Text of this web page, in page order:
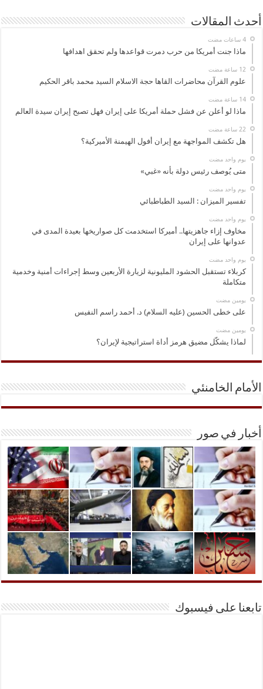
أحدث المقالات
‏4 ساعات مضت
ماذا جنت أمريكا من حرب دمرت قواعدها ولم تحقق اهدافها
علوم القرآن محاضرات القاها حجة الاسلام السيد محمد باقر الحكيم
‏14 ساعة مضت
ماذا لو أعلن عن فشل حملة أمريكا على إيران فهل تصبح إيران سيدة العالم
هل تكشف المواجهة مع إيران أفول الهيمنة الأميركية؟
‏يوم واحد مضت
متى يُوصف رئيس دولة بأنه «غبي»
‏يوم واحد مضت
تفسير الميزان : السيد الطباطبائي
‏يوم واحد مضت
مخاوف إزاء جاهزيتها.. أميركا استخدمت كل صواريخها بعيدة المدى في
عدوانها على إيران
‏يوم واحد مضت
كربلاء تستقبل الحشود المليونية لزيارة الأربعين وسط إجراءات أمنية وخدمية
متكاملة
‏يومين مضت
على خطى الحسين (عليه السلام) د. أحمد راسم النفيس
‏يومين مضت
لماذا يشكّل مضيق هرمز أداة استراتيجية لإيران؟
الأمام الخامنئي
أخبار في صور
تابعنا على فيسبوك